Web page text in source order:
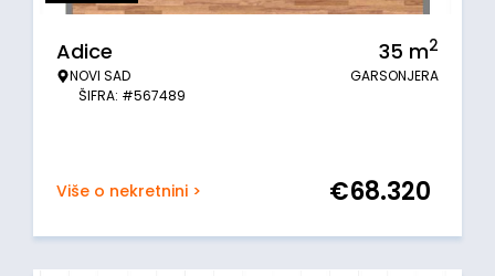
Adice
NOVI SAD
ŠIFRA: #567489
35 m2
GARSONJERA
Više o nekretnini > €68.320